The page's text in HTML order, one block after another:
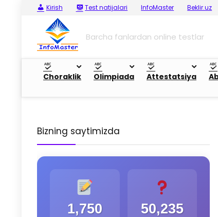
Kirish Test natijalari InfoMaster Beklir.uz
Barcha fanlardan online testlar
Choraklik Olimpiada Attestatsiya
Bizning saytimizda
1,750 50,235